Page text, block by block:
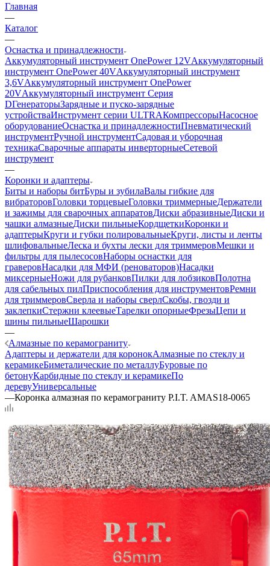
Главная
—
Каталог
—
Оснастка и принадлежности
Аккумуляторный инструмент OnePower 12VАккумуляторный
инструмент OnePower 40VАккумуляторный инструмент
3,6VАккумуляторный инструмент OnePower
20VАккумуляторный инструмент Серия
DГенераторыЗарядные и пуско-зарядные
устройстваИнструмент серии ULTRAКомпрессорыНасосное
оборудованиеОснастка и принадлежностиПневматический
инструментРучной инструментСадовая и уборочная
техникаСварочные аппараты инверторныеСетевой
инструмент
—
Коронки и адаптеры
Биты и наборы битБуры и зубилаВалы гибкие для
вибраторовГоловки торцевыеГоловки триммерныеДержатели
и зажимы для сварочных аппаратовДиски абразивныеДиски и
чашки алмазныеДиски пильныеКордщеткиКоронки и
адаптерыКруги и губки полировальныеКруги, листы и ленты
шлифовальныеЛеска и бухты лески для триммеровМешки и
фильтры для пылесосовНаборы оснастки для
граверовНасадки для МФИ (реноваторов)Насадки
миксерныеНожи для рубанковПилки для лобзиковПолотна
для сабельных пилПриспособления для инструментовРемни
для триммеровСверла и наборы сверлСкобы, гвозди и
заклепкиСтержни клеевыеТарелки опорныеФрезыЦепи и
шины пильныеШарошки
—
Алмазные по керамограниту
Адаптеры и держатели для коронокАлмазные по стеклу и
керамикеБиметалические по металлуБуровые по
бетонуКарбидные по стеклу и керамикеПо
деревуУниверсальные
—Коронка алмазная по керамограниту P.I.T. AMAS18-0065